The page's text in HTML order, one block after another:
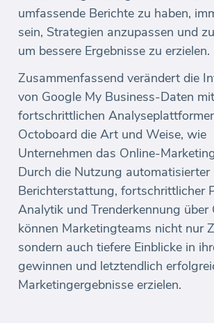
umfassende Berichte zu haben,
sein, Strategien anzupassen und
um bessere Ergebnisse zu erzielen.
Zusammenfassend verändert die
von Google My Business-Daten mit
fortschrittlichen
Octoboard die Art und Weise, wie
Unternehmen das Online-
Durch die Nutzung automatisierter
Berichterstattung, fortschrittlicher
Analytik und Trenderkennung über
können Marketingteams nicht nur
sondern auch tiefere Einblicke in
gewinnen und letztendlich
Marketingergebnisse erzielen.